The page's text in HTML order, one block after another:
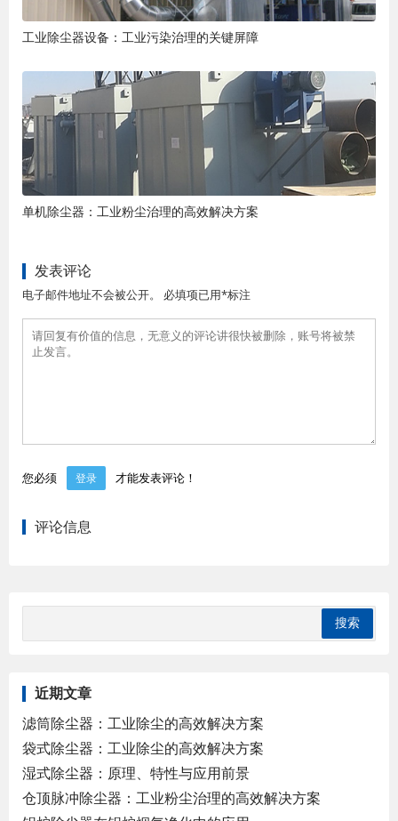
工业除尘器设备：工业污染治理的关键屏障
单机除尘器：工业粉尘治理的高效解决方案
发表评论
电子邮件地址不会被公开。 必填项已用*标注
您必须 登录 才能发表评论！
评论信息
近期文章
滤筒除尘器：工业除尘的高效解决方案
袋式除尘器：工业除尘的高效解决方案
湿式除尘器：原理、特性与应用前景
仓顶脉冲除尘器：工业粉尘治理的高效解决方案